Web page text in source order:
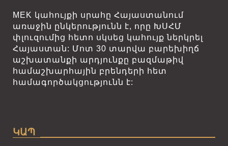
MEK կահույքի սրահը Հայաստանում
առաջին ընկերությունն է, որը ԽՍՀՄ
փլուզումից հետո սկսեց կահույք ներկրել
Հայաստան: Մոտ 30 տարվա բարեխիղճ
աշխատանքի արդյունքը բազմաթիվ
համաշխարհային բրենդերի հետ
համագործակցությունն է:
ԿԱՊ